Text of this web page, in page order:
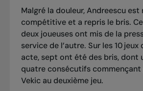
Malgré la douleur, Andreescu est
compétitive et a repris le bris.
deux joueuses ont mis de la
service de l’autre. Sur les 10 jeux
acte, sept ont été des bris, dont
quatre consécutifs commençant
Vekic au deuxième jeu.